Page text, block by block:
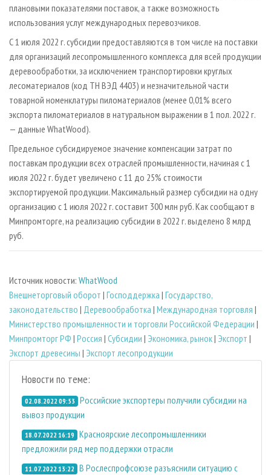
плановыми показателями поставок, а также возможность
использования услуг международных перевозчиков.
С 1 июля 2022 г. субсидии предоставляются в том числе на поставки
для организаций лесопромышленного комплекса для всей продукции
деревообработки, за исключением транспортировки круглых
лесоматериалов (код ТН ВЭД 4403) и незначительной части
товарной номенклатуры пиломатериалов (менее 0,01% всего
экспорта пиломатериалов в натуральном выражении в 1 пол. 2022 г.
— данные WhatWood).
Предельное субсидируемое значение компенсации затрат по
поставкам продукции всех отраслей промышленности, начиная с 1
июля 2022 г. будет увеличено с 11 до 25% стоимости
экспортируемой продукции. Максимальный размер субсидии на одну
организацию с 1 июля 2022 г. составит 300 млн руб. Как сообщают в
Минпромторге, на реализацию субсидии в 2022 г. выделено 8 млрд
руб.
Источник новости: WhatWood
Внешнеторговый оборот | Господдержка | Государство,
законодательство | Деревообработка | Международная торговля |
Министерство промышленности и торговли Российской Федерации |
Минпромторг РФ | Россия | Субсидии | Экономика, рынок| Экспорт |
Экспорт древесины | Экспорт лесопродукции
Новости по теме:
02.08.2022 09:53 Российские экспортеры получили субсидии на
вывоз продукции
18.07.2022 16:19 Красноярские лесопромышленники
предложили ряд мер поддержки отрасли
11.07.2022 13:22 В Рослеспрофсоюзе разъяснили ситуацию с